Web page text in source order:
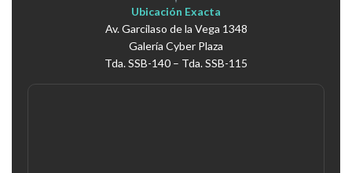
Ubicación Exacta
Av. Garcilaso de la Vega 1348
Galería Cyber Plaza
Tda. SSB-140 – Tda. SSB-115